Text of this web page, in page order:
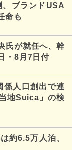
、ブランドUSA
命も
氏が就任へ、幹
・8月7日付
係人口創出で連
地Suica」の検
約6.5万人泊、